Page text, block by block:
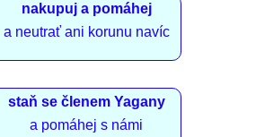
nakupuj a pomáhej
a neutrať ani korunu navíc
staň se členem Yagany
a pomáhej s námi